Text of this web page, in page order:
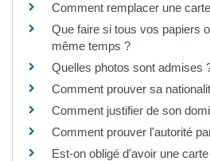
Comment remplacer une
Que faire si tous vos papiers
même temps ?
Quelles photos sont admises
Comment prouver sa
Comment justifier de son
Comment prouver l'autorité
Est-on obligé d'avoir une